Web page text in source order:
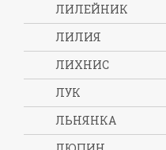
ЛИЛЕЙНИК
ЛИЛИЯ
ЛИХНИС
ЛУК
ЛЬНЯНКА